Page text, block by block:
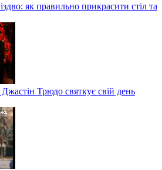
як правильно прикрасити стіл та
Трюдо святкує свій день